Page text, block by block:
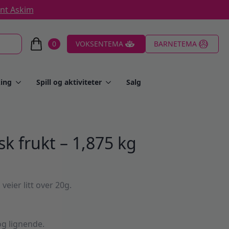
Askim
0 VOKSENTEMA BARNETEMA
Spill og aktiviteter Salg
frukt – 1,875 kg
litt over 20g.
lignende.